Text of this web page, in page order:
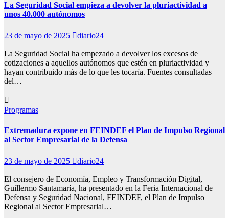
La Seguridad Social empieza a devolver la pluriactividad a
unos 40.000 autónomos
23 de mayo de 2025 diario24
La Seguridad Social ha empezado a devolver los excesos de
cotizaciones a aquellos autónomos que estén en pluriactividad y
hayan contribuido más de lo que les tocaría. Fuentes consultadas
del…
Programas
Extremadura expone en FEINDEF el Plan de Impulso Regional
al Sector Empresarial de la Defensa
23 de mayo de 2025 diario24
El consejero de Economía, Empleo y Transformación Digital,
Guillermo Santamaría, ha presentado en la Feria Internacional de
Defensa y Seguridad Nacional, FEINDEF, el Plan de Impulso
Regional al Sector Empresarial…